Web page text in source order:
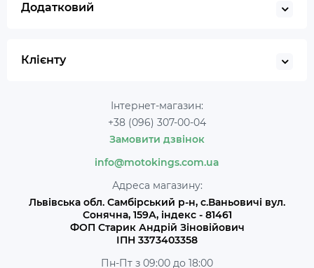
Додатковий
Клієнту
Інтернет-магазин:
+38 (096) 307-00-04
Замовити дзвінок
info@motokings.com.ua
Адреса магазину:
Львівська обл. Самбірський р-н, с.Ваньовичі вул.
Сонячна, 159А, індекс - 81461
ФОП Старик Андрій Зіновійович
ІПН 3373403358
Пн-Пт з 09:00 до 18:00